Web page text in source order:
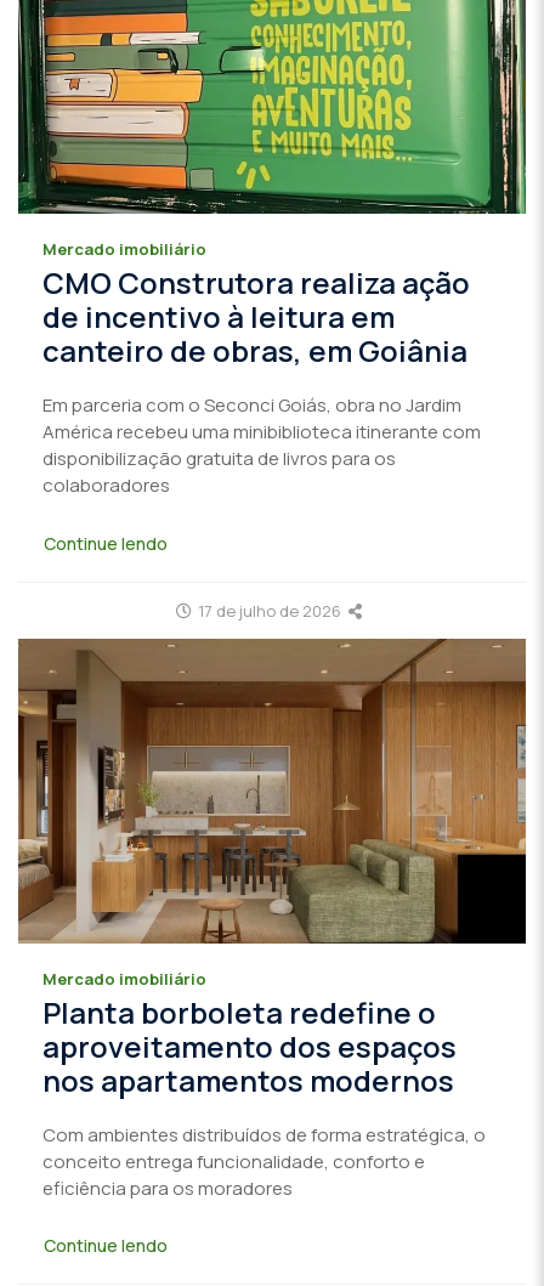
Mercado imobiliário
CMO Construtora realiza ação
de incentivo à leitura em
canteiro de obras, em Goiânia
Em parceria com o Seconci Goiás, obra no Jardim
América recebeu uma minibiblioteca itinerante com
disponibilização gratuita de livros para os
colaboradores
Continue lendo
17 de julho de 2026
Mercado imobiliário
Planta borboleta redefine o
aproveitamento dos espaços
nos apartamentos modernos
Com ambientes distribuídos de forma estratégica, o
conceito entrega funcionalidade, conforto e
eficiência para os moradores
Continue lendo